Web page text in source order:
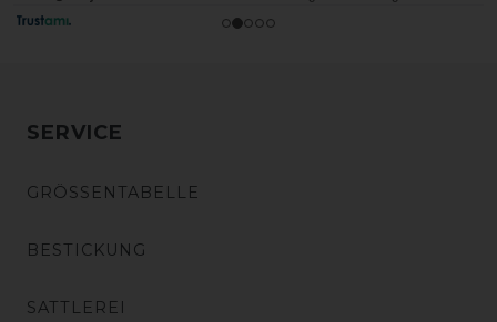
SERVICE
GRÖSSENTABELLE
BESTICKUNG
SATTLEREI